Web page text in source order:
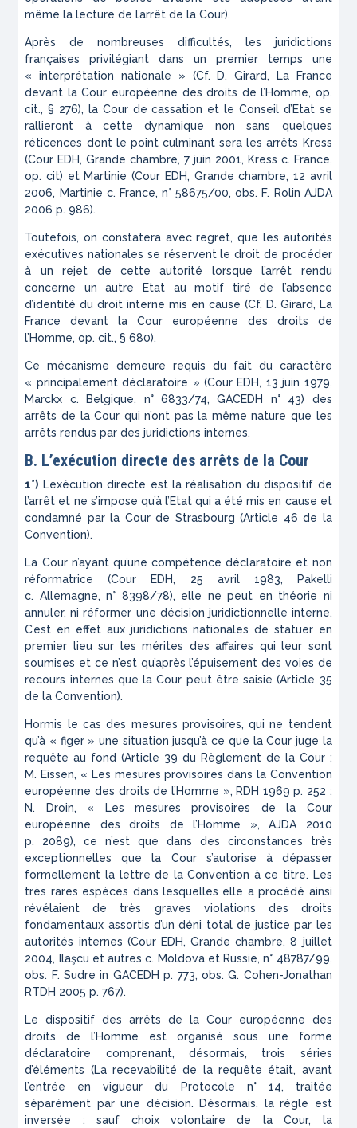
même la lecture de l’arrêt de la Cour).
Après de nombreuses difficultés, les juridictions
françaises privilégiant dans un premier temps une
« interprétation nationale » (Cf. D. Girard,
La France
devant la Cour européenne des droits de l’Homme, op.
cit., § 276), la Cour de cassation et le Conseil d’Etat se
rallieront à cette dynamique non sans quelques
réticences dont le point culminant sera les arrêts Kress
(Cour EDH, Grande chambre, 7 juin 2001, Kress c. France,
op. cit) et Martinie (Cour EDH, Grande chambre, 12 avril
2006, Martinie c. France, n° 58675/00, obs. F. Rolin AJDA
2006 p. 986).
Toutefois, on constatera avec regret, que les autorités
exécutives nationales se réservent le droit de procéder
à un rejet de cette autorité lorsque l’arrêt rendu
concerne un autre Etat au motif tiré de l’absence
d’identité du droit interne mis en cause (Cf. D. Girard, La
France devant la Cour européenne des droits de
l’Homme,op. cit., § 680).
Ce mécanisme demeure requis du fait du caractère
« principalement déclaratoire » (Cour EDH, 13 juin 1979,
Marckx c. Belgique, n° 6833/74,GACEDH
n° 43) des
arrêts de la Cour qui n’ont pas la même nature que les
arrêts rendus par des juridictions internes.
B. L’exécution directe des arrêts de la Cour
1°) L’exécution directe est la réalisation du dispositif de
l’arrêt et ne s’impose qu’à l’Etat qui a été mis en cause et
condamné par la Cour de Strasbourg (Article 46 de la
Convention).
La Cour n’ayant qu’une compétence déclaratoire et non
réformatrice (Cour EDH, 25 avril 1983,
Pakelli
c. Allemagne, n° 8398/78), elle ne peut en théorie ni
annuler, ni réformer une décision juridictionnelle interne.
C’est en effet aux juridictions nationales de statuer en
premier lieu sur les mérites des affaires qui leur sont
soumises et ce n’est qu’après l’épuisement des voies de
recours internes que la Cour peut être saisie (Article 35
de la Convention).
Hormis le cas des mesures provisoires, qui ne tendent
qu’à « figer » une situation jusqu’à ce que la Cour juge la
requête au fond (Article 39 du Règlement de la Cour ;
M. Eissen, « Les mesures provisoires dans la Convention
européenne des droits de l’Homme », RDH 1969 p. 252 ;
N. Droin, « Les mesures provisoires de la Cour
européenne des droits de l’Homme »,AJDA 2010
p. 2089), ce n’est que dans des circonstances très
exceptionnelles que la Cour s’autorise à dépasser
formellement la lettre de la Convention à ce titre. Les
très rares espèces dans lesquelles elle a procédé ainsi
révélaient de très graves violations des droits
fondamentaux assortis d’un déni total de justice par les
autorités internes (Cour EDH, Grande chambre, 8 juillet
2004,
Ilaşcu et autres c. Moldova et Russie, n° 48787/99,
obs. F. Sudre in GACEDH p. 773, obs. G. Cohen-Jonathan
RTDH 2005 p. 767).
Le dispositif des arrêts de la Cour européenne des
droits de l’Homme est organisé sous une forme
déclaratoire comprenant, désormais, trois séries
d’éléments (La recevabilité de la requête était, avant
l’entrée en vigueur du Protocole n° 14, traitée
séparément par une décision. Désormais, la règle est
inversée : sauf choix volontaire de la Cour, la